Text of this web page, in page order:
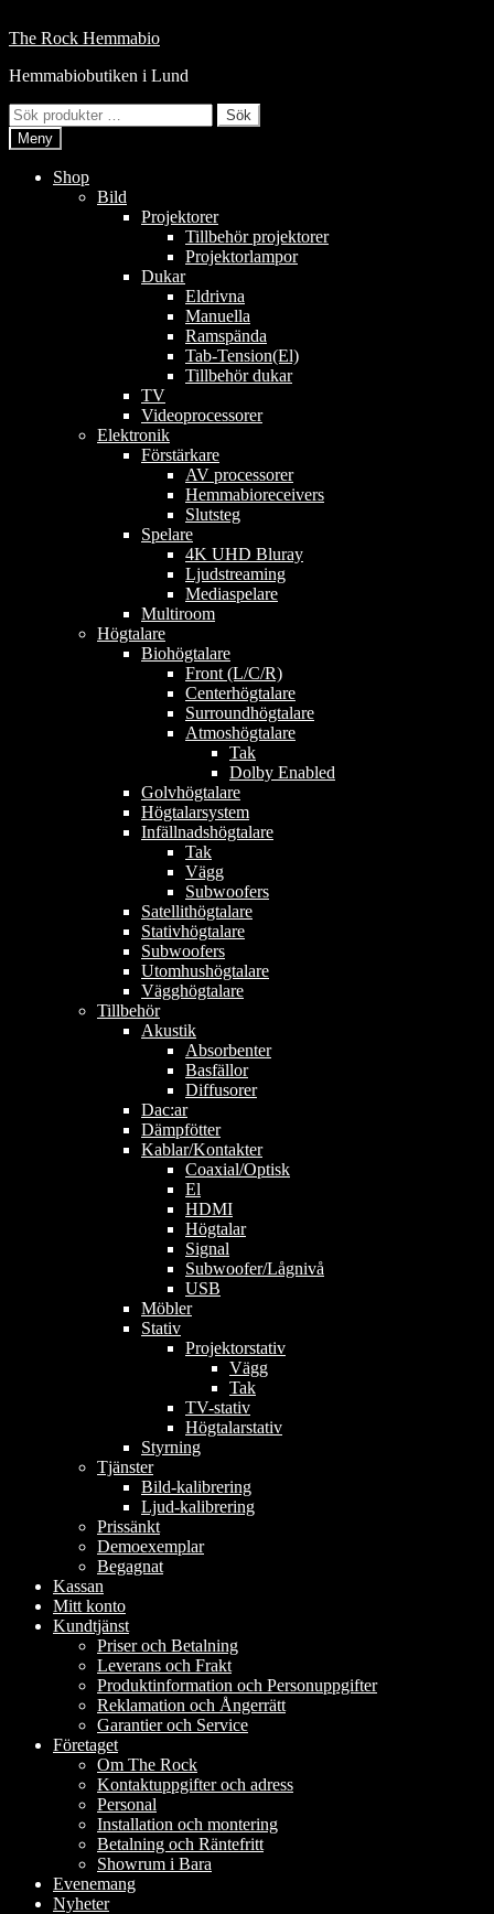
till
Hoppa
navigering
Hoppa
innehåll
The Rock Hemmabio
Hemmabiobutiken i Lund
Sök
efter:
Sök
Meny
Shop
Bild
Projektorer
Tillbehör projektorer
Projektorlampor
Dukar
Eldrivna
Manuella
Ramspända
Tab-Tension(El)
Tillbehör dukar
TV
Videoprocessorer
Elektronik
Förstärkare
AV processorer
Hemmabioreceivers
Slutsteg
Spelare
4K UHD Bluray
Ljudstreaming
Mediaspelare
Multiroom
Högtalare
Biohögtalare
Front (L/C/R)
Centerhögtalare
Surroundhögtalare
Atmoshögtalare
Tak
Dolby Enabled
Golvhögtalare
Högtalarsystem
Infällnadshögtalare
Tak
Vägg
Subwoofers
Satellithögtalare
Stativhögtalare
Subwoofers
Utomhushögtalare
Vägghögtalare
Tillbehör
Akustik
Absorbenter
Basfällor
Diffusorer
Dac:ar
Dämpfötter
Kablar/Kontakter
Coaxial/Optisk
El
HDMI
Högtalar
Signal
Subwoofer/Lågnivå
USB
Möbler
Stativ
Projektorstativ
Vägg
Tak
TV-stativ
Högtalarstativ
Styrning
Tjänster
Bild-kalibrering
Ljud-kalibrering
Prissänkt
Demoexemplar
Begagnat
Kassan
Mitt konto
Kundtjänst
Priser och Betalning
Leverans och Frakt
Produktinformation och Personuppgifter
Reklamation och Ångerrätt
Garantier och Service
Företaget
Om The Rock
Kontaktuppgifter och adress
Personal
Installation och montering
Betalning och Räntefritt
Showrum i Bara
Evenemang
Nyheter